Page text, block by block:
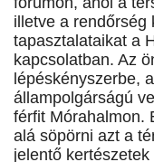
illetve a rendőrség
tapasztalataikat a
kapcsolatban. Az
lépéskényszerbe,
állampolgárságú
férfit Mórahalmon.
alá söpörni azt a
jelentő